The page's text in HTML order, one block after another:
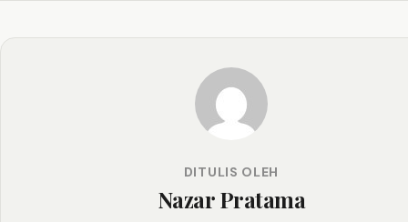
DITULIS OLEH
Nazar Pratama